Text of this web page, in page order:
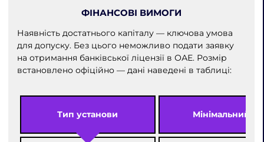
ФІНАНСОВІ ВИМОГИ
Наявність достатнього капіталу — ключова умова
для допуску. Без цього неможливо подати заявку
на отримання банківської ліцензії в ОАЕ. Розмір
встановлено офіційно — дані наведені в таблиці:
Тип установи Мінімальний